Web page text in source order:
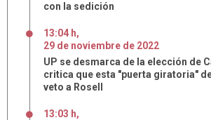
con la sedición
13:04 h,
29 de noviembre de 2022
UP se desmarca de la elección de
critica que esta "puerta giratoria"
veto a Rosell
13:03 h,